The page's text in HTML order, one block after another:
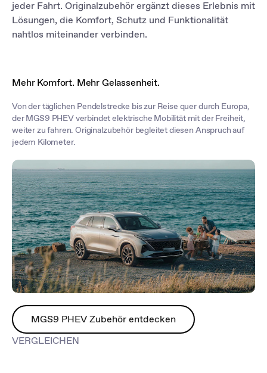
bei jeder Fahrt zu speichern und abzurufen.
jeder Fahrt. Originalzubehör ergänzt dieses Erlebnis mit
Lösungen, die Komfort, Schutz und Funktionalität
nahtlos miteinander verbinden.
Mehr Komfort. Mehr Gelassenheit.
Von der täglichen Pendelstrecke bis zur Reise quer durch Europa,
der MGS9 PHEV verbindet elektrische Mobilität mit der Freiheit,
weiter zu fahren. Originalzubehör begleitet diesen Anspruch auf
jedem Kilometer.
MGS9 PHEV Zubehör entdecken
VERGLEICHEN